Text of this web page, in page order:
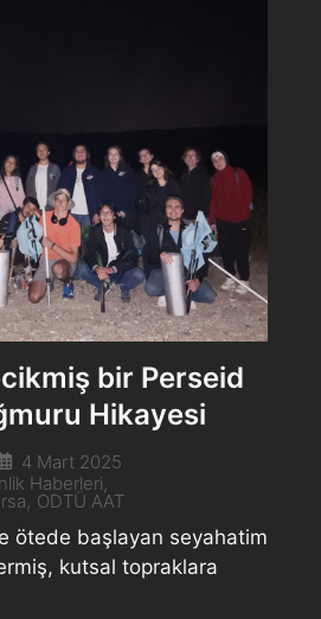
bir Perseid
Hikayesi
4 Mart 2025
Haberleri
ODTÜ AAT
ötede başlayan seyahatim
kutsal topraklara